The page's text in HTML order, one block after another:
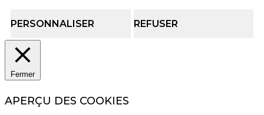
PERSONNALISER REFUSER
Fermer
APERÇU DES COOKIES